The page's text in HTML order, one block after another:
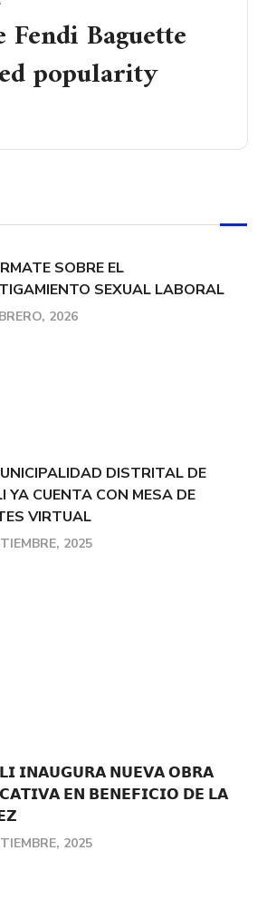
Baguette
popularity
SOBRE EL
SEXUAL LABORAL
2026
DISTRITAL DE
YA CUENTA CON MESA DE
VIRTUAL
2025
𝗜𝗡𝗔𝗨𝗚𝗨𝗥𝗔 𝗡𝗨𝗘𝗩𝗔 𝗢𝗕𝗥𝗔
𝗘𝗡 𝗕𝗘𝗡𝗘𝗙𝗜𝗖𝗜𝗢 𝗗𝗘 𝗟𝗔
2025